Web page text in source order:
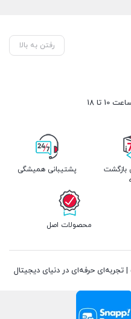
رفتن به بالا
تا 18
بازگشت
پشتیبانی همیشگی
محصولات اصل
حرفه‌ای در دنیای دیجیتال